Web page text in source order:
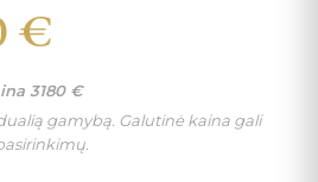
€
3180 €
gamybą. Galutinė kaina gali